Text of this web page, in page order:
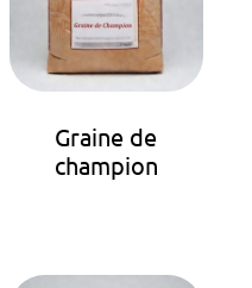
Graine de
champion